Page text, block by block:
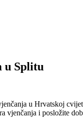
u Splitu
u Hrvatskoj
i posložite